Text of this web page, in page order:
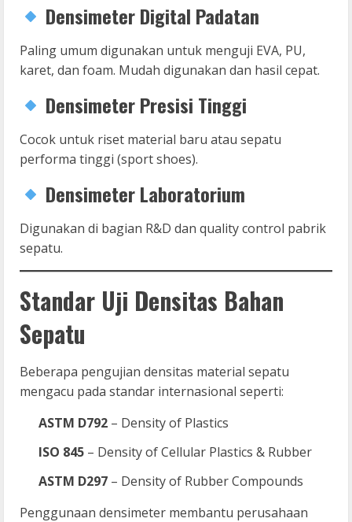
Densimeter Digital Padatan
Paling umum digunakan untuk menguji EVA, PU,
karet, dan foam. Mudah digunakan dan hasil cepat.
Densimeter Presisi Tinggi
Cocok untuk riset material baru atau sepatu
performa tinggi (sport shoes).
Densimeter Laboratorium
Digunakan di bagian R&D dan quality control pabrik
sepatu.
Standar Uji Densitas Bahan
Sepatu
Beberapa pengujian densitas material sepatu
mengacu pada standar internasional seperti:
ASTM D792 – Density of Plastics
ISO 845 – Density of Cellular Plastics & Rubber
ASTM D297 – Density of Rubber Compounds
Penggunaan densimeter membantu perusahaan